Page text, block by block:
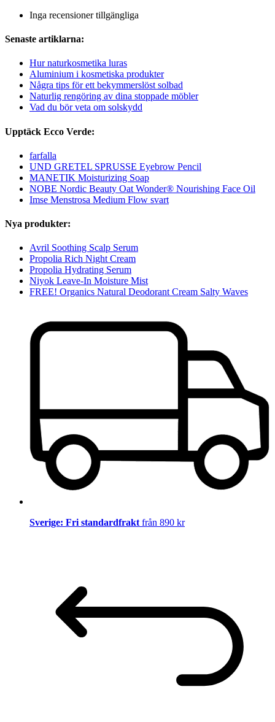
Inga recensioner tillgängliga
Senaste artiklarna:
Hur naturkosmetika luras
Aluminium i kosmetiska produkter
Några tips för ett bekymmerslöst solbad
Naturlig rengöring av dina stoppade möbler
Vad du bör veta om solskydd
Upptäck Ecco Verde:
farfalla
UND GRETEL SPRUSSE Eyebrow Pencil
MANETIK Moisturizing Soap
NOBE Nordic Beauty Oat Wonder® Nourishing Face Oil
Imse Menstrosa Medium Flow svart
Nya produkter:
Avril Soothing Scalp Serum
Propolia Rich Night Cream
Propolia Hydrating Serum
Niyok Leave-In Moisture Mist
FREE! Organics Natural Deodorant Cream Salty Waves
Sverige: Fri standardfrakt från 890 kr